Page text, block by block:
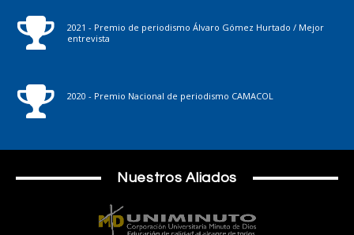
2021 - Premio de periodismo Álvaro Gómez Hurtado / Mejor
entrevista
2020 - Premio Nacional de periodismo CAMACOL
Nuestros Aliados